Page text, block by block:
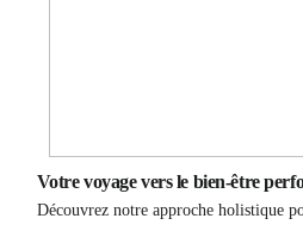
Votre voyage vers le bien-être
Découvrez notre approche holistique